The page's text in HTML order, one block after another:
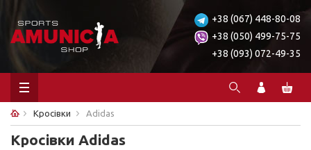
+38 (067) 448-80-08
+38 (050) 499-75-75
+38 (093) 072-49-35
Кросівки Adidas
Кросівки Adidas